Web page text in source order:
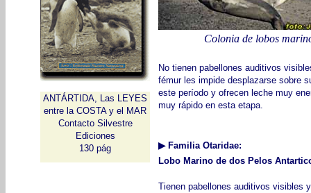
Colonia de lobos
No tienen pabellones auditivos
fémur les impide desplazarse sobre
este período y ofrecen leche muy
muy rápido en esta etapa.
▶ Familia Otaridae:
Lobo Marino de dos Pelos
Tienen pabellones auditivos visibles
ANTÁRTIDA, Las LEYES
entre la COSTA y el MAR
Contacto Silvestre
Ediciones
130 pág